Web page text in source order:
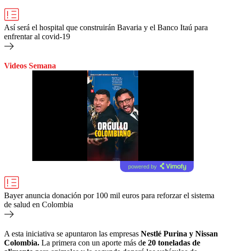
Así será el hospital que construirán Bavaria y el Banco Itaú para
enfrentar al covid-19
Videos Semana
powered by
Bayer anuncia donación por 100 mil euros para reforzar el sistema
de salud en Colombia
A esta iniciativa se apuntaron las empresas Nestlé Purina y Nissan
Colombia. La primera con un aporte más de 20 toneladas de